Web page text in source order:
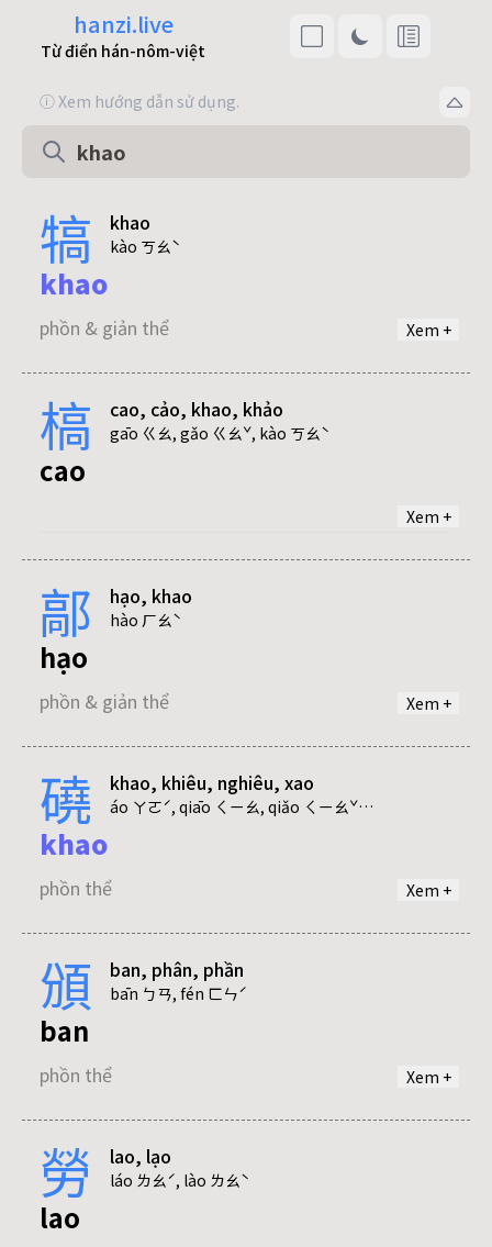
hanzi.live
Từ điển hán-nôm-việt
ⓘ Xem hướng dẫn sử dụng.
犒 khao
kào ㄎㄠˋ
Xem +
khao
phồn & giản thể
槁 cao, cảo, khao, khảo
gāo ㄍㄠ, gǎo ㄍㄠˇ, kào ㄎㄠˋ
Xem +
cao
cảo
phồn & giản thể
khao
khảo
鄗 hạo, khao
hào ㄏㄠˋ
Xem +
hạo
phồn & giản thể
khao
phồn & giản thể
磽 khao, khiêu, nghiêu, xao
áo ㄚㄛˊ, qiāo ㄑㄧㄠ, qiǎo ㄑㄧㄠˇ, qiào ㄑㄧㄠˋ
Xem +
khao
phồn thể
khiêu
phồn thể
nghiêu
phồn thể
頒 ban, phân, phần
bān ㄅㄢ, fén ㄈㄣˊ
Xem +
ban
phồn thể
phân
phồn thể
勞 lao, lạo
láo ㄌㄠˊ, lào ㄌㄠˋ
lao